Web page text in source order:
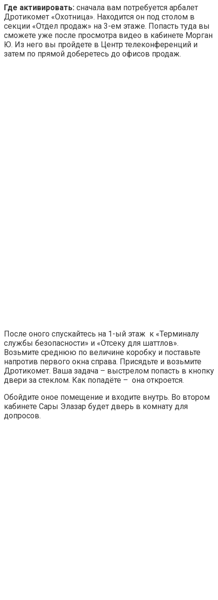
Где активировать: сначала вам потребуется арбалет
Дротикомет «Охотница». Находится он под столом в
секции «Отдел продаж» на 3-ем этаже. Попасть туда вы
сможете уже после просмотра видео в кабинете Морган
Ю. Из него вы пройдете в Центр телеконференций и
затем по прямой доберетесь до офисов продаж.
После оного спускайтесь на 1-ый этаж к «Терминалу
службы безопасности» и «Отсеку для шаттлов».
Возьмите среднюю по величине коробку и поставьте
напротив первого окна справа. Присядьте и возьмите
Дротикомет. Ваша задача – выстрелом попасть в кнопку
двери за стеклом. Как попадёте – она откроется.
Обойдите оное помещение и входите внутрь. Во втором
кабинете Сары Элазар будет дверь в комнату для
допросов.